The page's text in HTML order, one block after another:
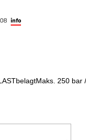
info
250